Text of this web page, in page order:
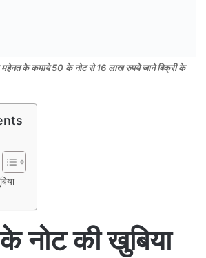
के कमाये 50 के नोट से 16 लाख रुपये जाने बिक्री के
नोट की खुबिया